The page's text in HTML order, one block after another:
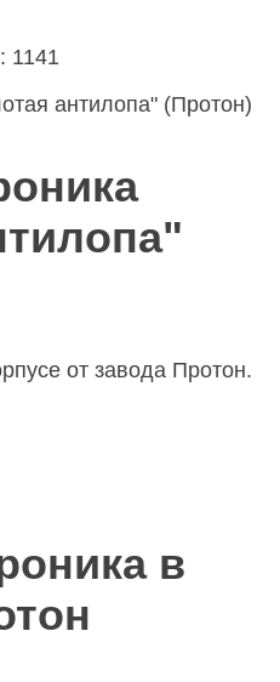
1141
от завода Протон.
в